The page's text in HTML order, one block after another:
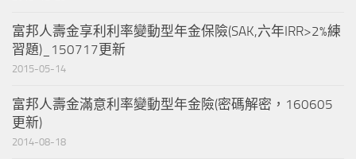
富邦人壽金享利利率變動型年金保險(SAK,六年IRR>2%練
習題)_150717更新
2015-05-14
富邦人壽金滿意利率變動型年金險(密碼解密，160605
更新)
2014-08-18